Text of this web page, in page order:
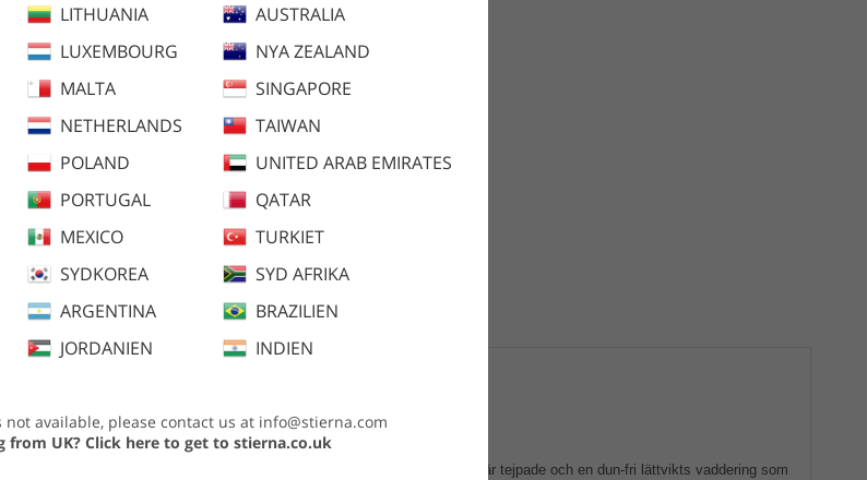
LITHUANIA
LUXEMBOURG
MALTA
NETHERLANDS
POLAND
PORTUGAL
MEXICO
SYDKOREA
ARGENTINA
JORDANIEN
AUSTRALIA
NYA ZEALAND
SINGAPORE
TAIWAN
UNITED ARAB EMIRATES
QATAR
TURKIET
SYD AFRIKA
BRAZILIEN
INDIEN
available, please contact us at info@stierna.com
from UK? Click here to get to stierna.co.uk
avdunsta. Ett vatten- och vindtätplagg med hög andning, alla sömmar är tejpade och en dun-fri lättvikts vaddering som